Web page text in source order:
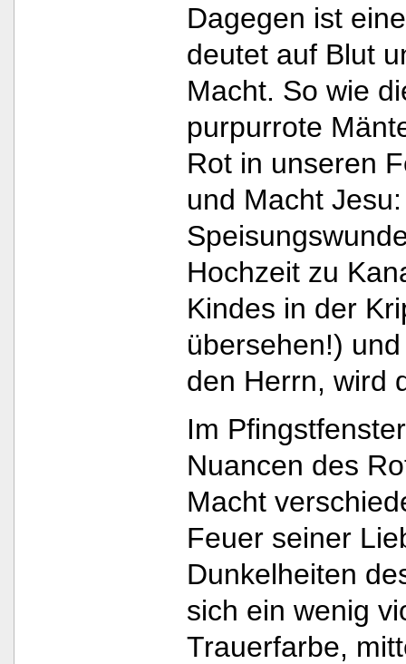
Dagegen ist
deutet auf Blut
Macht. So wie
purpurrote
Rot in unseren
und Macht
Hochzeit zu
Kindes in der
übersehen!)
den Herrn, wird
Im
Nuancen des
Macht
Feuer seiner
Dunkelheiten
sich ein wenig
Trauerfarbe,